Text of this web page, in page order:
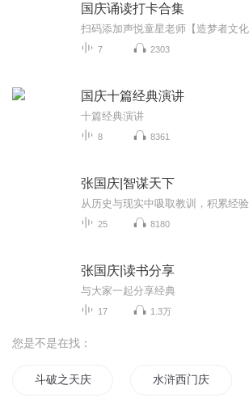
国庆诵读打卡合集
7 2303
国庆十篇经典演讲
十篇经典演讲
8 8361
张国庆|智谋天下
从历史与现实中吸取教训，积累经验
25 8180
张国庆|读书分享
与大家一起分享经典
17 1.3万
您是不是在找：
斗破之天庆焰火 水浒西门庆